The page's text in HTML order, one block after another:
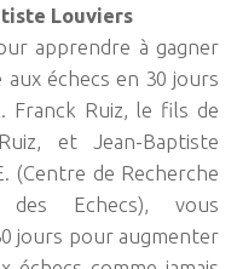
Louviers
apprendre à gagner
échecs en 30 jours
Franck Ruiz, le fils de
et Jean-Baptiste
(Centre de Recherche
Echecs), vous
jours pour augmenter